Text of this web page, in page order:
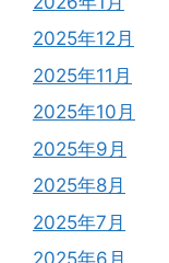
2025年12月
2025年11月
2025年10月
2025年9月
2025年8月
2025年7月